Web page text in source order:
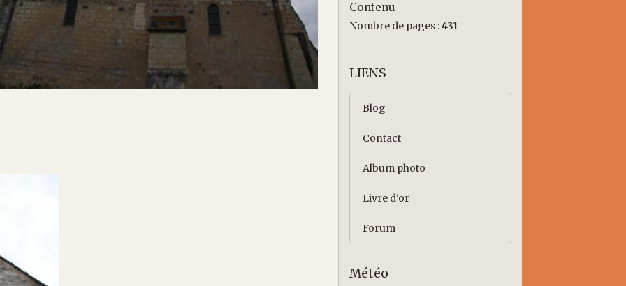
Contenu
Nombre de pages :431
LIENS
Blog
Contact
Album photo
Livre d'or
Forum
Météo